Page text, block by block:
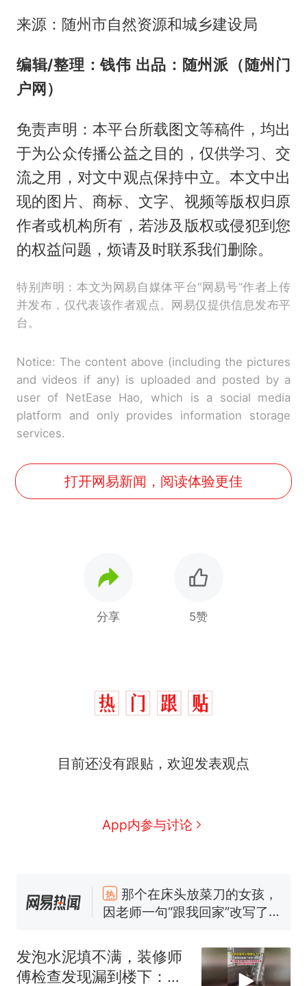
来源：随州市自然资源和城乡建设局
编辑/整理：钱伟 出品：随州派（随州门
户网）
免责声明：本平台所载图文等稿件，均出
于为公众传播公益之目的，仅供学习、交
流之用，对文中观点保持中立。本文中出
现的图片、商标、文字、视频等版权归原
作者或机构所有，若涉及版权或侵犯到您
的权益问题，烦请及时联系我们删除。
特别声明：本文为网易自媒体平台“网易号”作者上传
并发布，仅代表该作者观点。网易仅提供信息发布平
台。
Notice: The content above (including the pictures
and videos if any) is uploaded and posted by a
user of NetEase Hao, which is a social media
platform and only provides information storage
services.
打开网易新闻，阅读体验更佳
分享 5赞
目前还没有跟贴，欢迎发表观点
App内参与讨论
热
那个在床头放菜刀的女孩，
因老师一句“跟我回家”改写了
号，仅凭视频评出？中国烹饪
协会回应
美国渔民钓获鲨鱼徒手将其拽
发泡水泥填不满，装修师
傅检查发现漏到楼下：出